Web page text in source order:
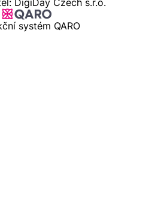
DigiDay Czech s.r.o.
systém QARO